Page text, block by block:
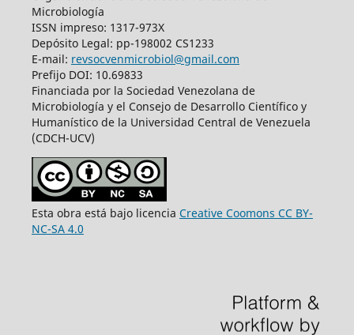
Microbiología
ISSN impreso: 1317-973X
Depósito Legal: pp-198002 CS1233
E-mail: revsocvenmicrobiol@gmail.com
Prefijo DOI: 10.69833
Financiada por la Sociedad Venezolana de
Microbiología y el Consejo de Desarrollo Científico y
Humanístico de la Universidad Central de Venezuela
(CDCH-UCV)
Esta obra está bajo licencia Creative Coomons CC BY-
NC-SA 4.0